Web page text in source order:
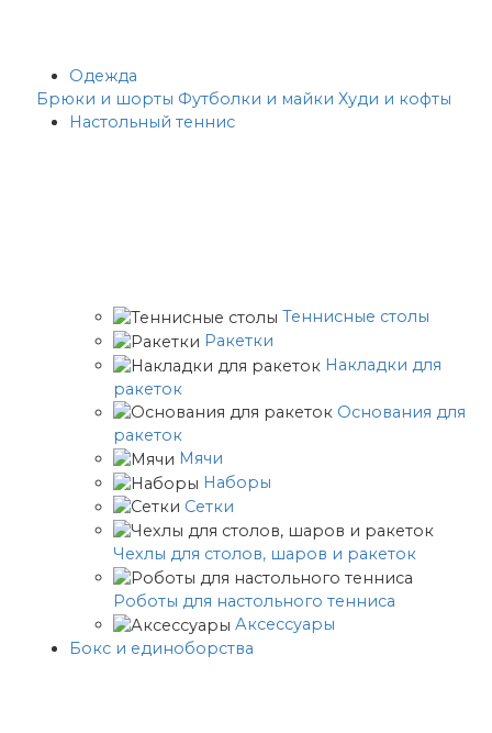
Одежда
Брюки и шорты Футболки и майки Худи и кофты
Настольный теннис
Теннисные столы
Ракетки
Накладки для
ракеток
Основания для
ракеток
Мячи
Наборы
Сетки
Чехлы для столов, шаров и ракеток
Роботы для настольного тенниса
Аксессуары
Бокс и единоборства